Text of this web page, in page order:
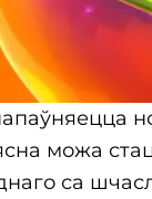
можа
са